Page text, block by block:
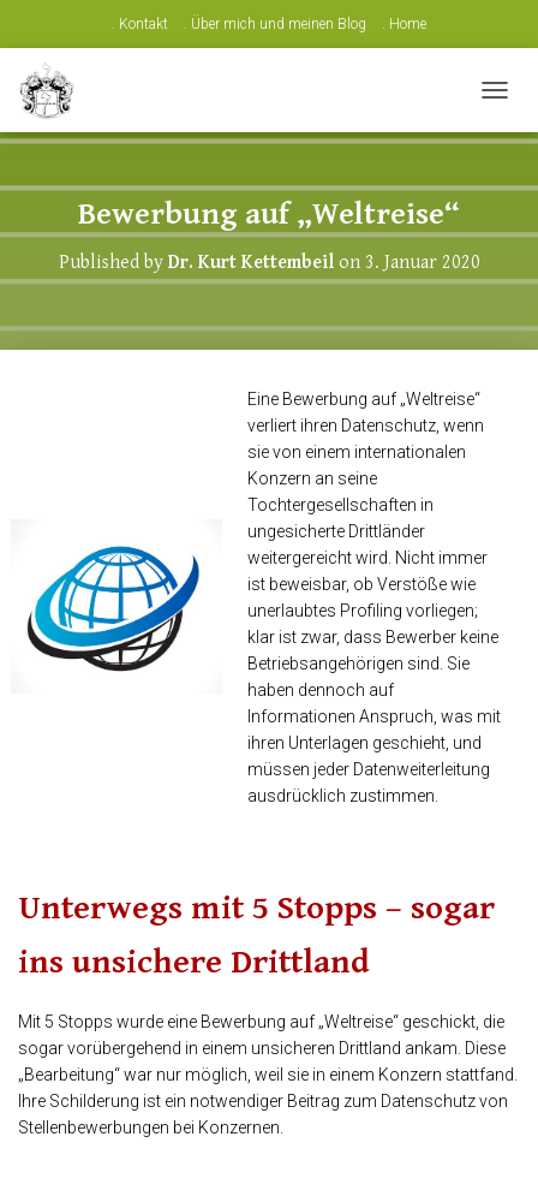
. Kontakt . Über mich und meinen Blog . Home
A
Bewerbung auf „Weltreise“
Published by Dr. Kurt Kettembeilon 3. Januar 2020
Eine Bewerbung auf „Weltreise“
verliert ihren Datenschutz, wenn
sie von einem internationalen
Konzern an seine
Tochtergesellschaften in
ungesicherte Drittländer
weitergereicht wird. Nicht immer
ist beweisbar, ob Verstöße wie
unerlaubtes Profiling vorliegen;
klar ist zwar, dass Bewerber keine
Betriebsangehörigen sind. Sie
haben dennoch auf
Informationen Anspruch, was mit
ihren Unterlagen geschieht, und
müssen jeder Datenweiterleitung
ausdrücklich zustimmen.
Unterwegs mit 5 Stopps – sogar
ins unsichere Drittland
Mit 5 Stopps wurde eine Bewerbung auf „Weltreise“ geschickt, die
sogar vorübergehend in einem unsicheren Drittland ankam. Diese
„Bearbeitung“ war nur möglich, weil sie in einem Konzern stattfand.
Ihre Schilderung ist ein notwendiger Beitrag zum Datenschutz von
Stellenbewerbungen bei Konzernen.